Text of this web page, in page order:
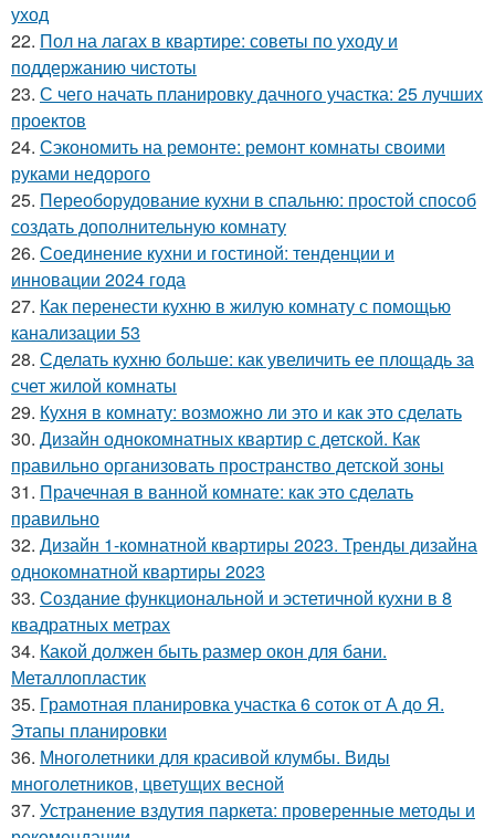
уход
22. Пол на лагах в квартире: советы по уходу и
поддержанию чистоты
23. С чего начать планировку дачного участка: 25 лучших
проектов
24. Сэкономить на ремонте: ремонт комнаты своими
руками недорого
25. Переоборудование кухни в спальню: простой способ
создать дополнительную комнату
26. Соединение кухни и гостиной: тенденции и
инновации 2024 года
27. Как перенести кухню в жилую комнату с помощью
канализации 53
28. Сделать кухню больше: как увеличить ее площадь за
счет жилой комнаты
29. Кухня в комнату: возможно ли это и как это сделать
30. Дизайн однокомнатных квартир с детской. Как
правильно организовать пространство детской зоны
31. Прачечная в ванной комнате: как это сделать
правильно
32. Дизайн 1-комнатной квартиры 2023. Тренды дизайна
однокомнатной квартиры 2023
33. Создание функциональной и эстетичной кухни в 8
квадратных метрах
34. Какой должен быть размер окон для бани.
Металлопластик
35. Грамотная планировка участка 6 соток от А до Я.
Этапы планировки
36. Многолетники для красивой клумбы. Виды
многолетников, цветущих весной
37. Устранение вздутия паркета: проверенные методы и